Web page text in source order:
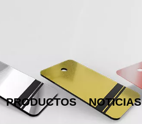
PRODUCTOS NOTICIAS